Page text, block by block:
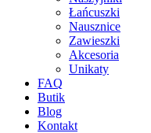
Łańcuszki
Nausznice
Zawieszki
Akcesoria
Unikaty
FAQ
Butik
Blog
Kontakt